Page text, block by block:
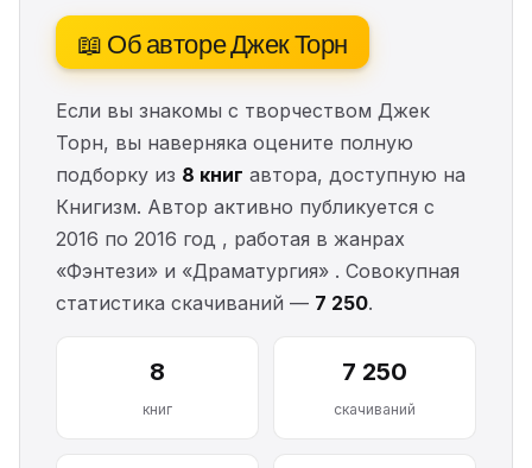
📖 Об авторе Джек Торн
Если вы знакомы с творчеством Джек
Торн, вы наверняка оцените полную
подборку из 8 книг автора, доступную на
Книгизм. Автор активно публикуется с
2016 по 2016 год , работая в жанрах
«Фэнтези» и «Драматургия» . Совокупная
статистика скачиваний — 7 250.
8
книг
7 250
скачиваний